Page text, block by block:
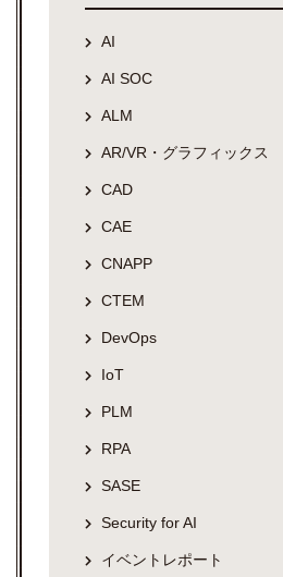
AI
AI SOC
ALM
AR/VR・グラフィックス
CAD
CAE
CNAPP
CTEM
DevOps
IoT
PLM
RPA
SASE
Security for AI
イベントレポート